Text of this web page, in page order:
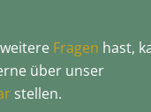
Fragen hast,
über unser
stellen.